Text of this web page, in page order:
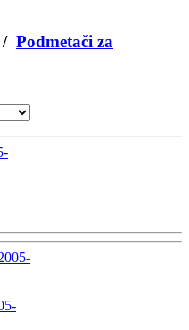
/ Podmetači za